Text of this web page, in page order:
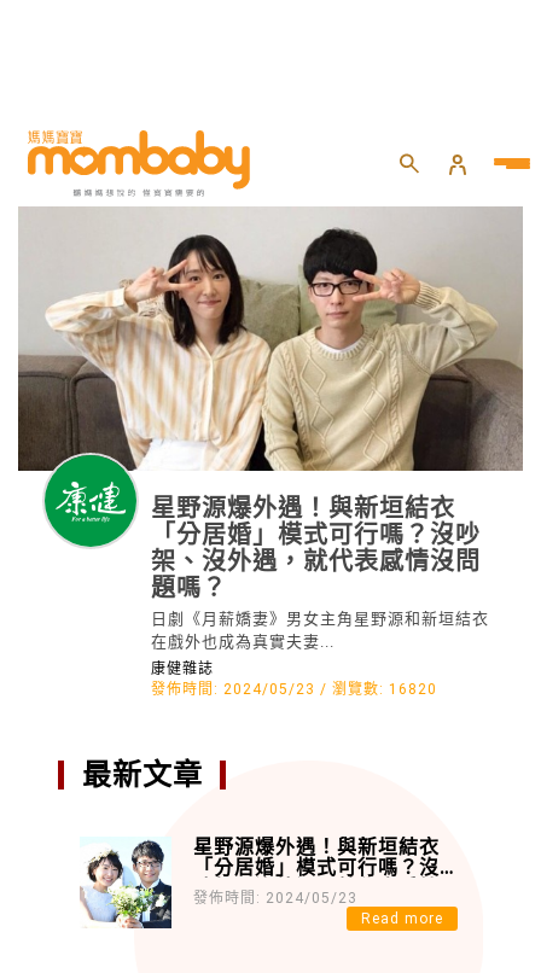
星野源爆外遇！與新垣結衣
「分居婚」模式可行嗎？沒吵
架、沒外遇，就代表感情沒問
題嗎？
日劇《月薪嬌妻》男女主角星野源和新垣結衣
在戲外也成為真實夫妻...
康健雜誌
發佈時間: 2024/05/23 / 瀏覽數: 16820
最新文章
星野源爆外遇！與新垣結衣
「分居婚」模式可行嗎？沒
吵架、沒外遇，就代表感情
沒問題嗎？
發佈時間: 2024/05/23
Read more